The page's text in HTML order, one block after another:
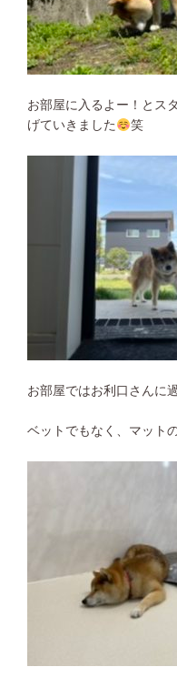
お部屋に入るよー！とス
げていきました
笑
お部屋ではお利口さんに
ベットでもなく、マット